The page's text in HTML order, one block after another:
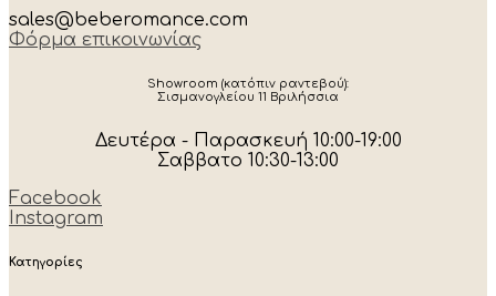
sales@beberomance.com
Φόρμα επικοινωνίας
Showroom (κατόπιν ραντεβού):
Σισμανογλείου 11 Βριλήσσια
Δευτέρα - Παρασκευή 10:00-19:00
Σαββατο 10:30-13:00
Facebook
Instagram
Κατηγορίες